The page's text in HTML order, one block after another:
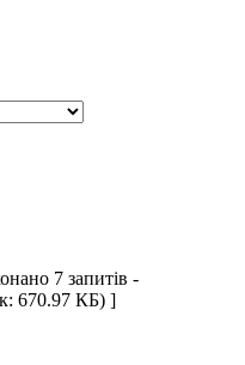
7 запитів -
670.97 КБ) ]